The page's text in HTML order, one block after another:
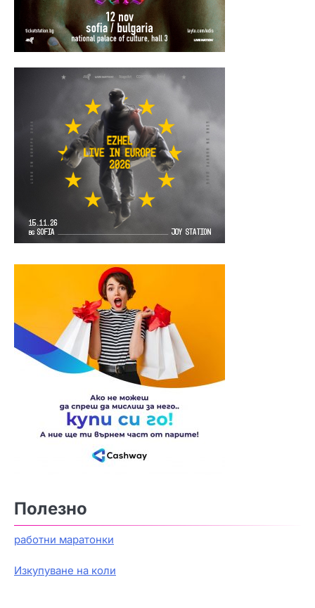
Полезно
работни маратонки
Изкупуване на коли